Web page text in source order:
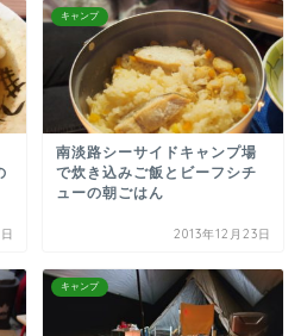
キャンプ
南淡路シーサイドキャンプ場
で炊き込みご飯とビーフシチ
ューの朝ごはん
2013年12月23日
キャンプ